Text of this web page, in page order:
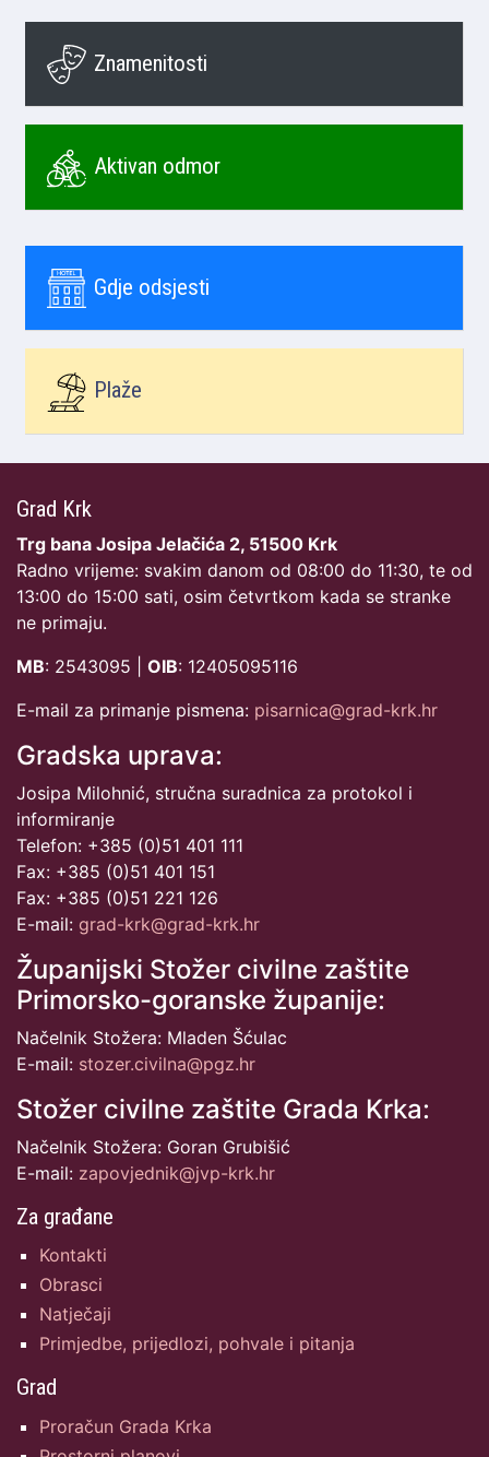
Znamenitosti
Aktivan odmor
Gdje odsjesti
Plaže
Grad Krk
Trg bana Josipa Jelačića 2, 51500 Krk
Radno vrijeme: svakim danom od 08:00 do 11:30, te od
13:00 do 15:00 sati, osim četvrtkom kada se stranke
ne primaju.
MB: 2543095 | OIB: 12405095116
E-mail za primanje pismena: pisarnica@grad-krk.hr
Gradska uprava:
Josipa Milohnić, stručna suradnica za protokol i
informiranje
Telefon: +385 (0)51 401 111
Fax: +385 (0)51 401 151
Fax: +385 (0)51 221 126
E-mail: grad-krk@grad-krk.hr
Županijski Stožer civilne zaštite
Primorsko-goranske županije:
Načelnik Stožera: Mladen Šćulac
E-mail: stozer.civilna@pgz.hr
Stožer civilne zaštite Grada Krka:
Načelnik Stožera: Goran Grubišić
E-mail: zapovjednik@jvp-krk.hr
Za građane
Kontakti
Obrasci
Natječaji
Primjedbe, prijedlozi, pohvale i pitanja
Grad
Proračun Grada Krka